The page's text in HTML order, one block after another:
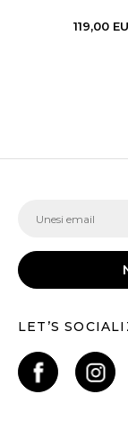
119,00
LET’S